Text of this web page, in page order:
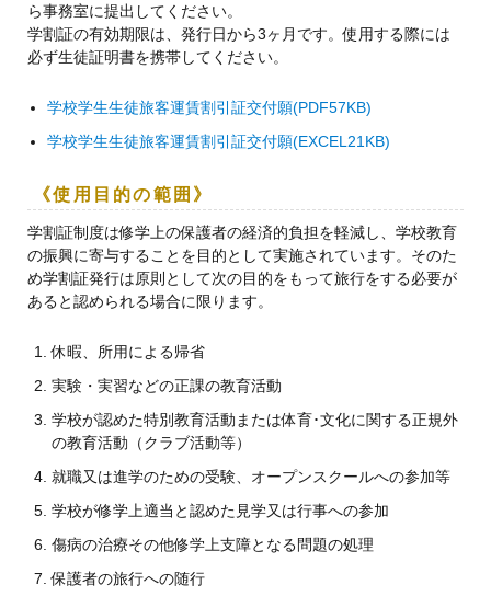
ら事務室に提出してください。
学割証の有効期限は、発行日から3ヶ月です。使用する際には
必ず生徒証明書を携帯してください。
学校学生生徒旅客運賃割引証交付願(PDF57KB)
学校学生生徒旅客運賃割引証交付願(EXCEL21KB)
《使用目的の範囲》
学割証制度は修学上の保護者の経済的負担を軽減し、学校教育
の振興に寄与することを目的として実施されています。そのた
め学割証発行は原則として次の目的をもって旅行をする必要が
あると認められる場合に限ります。
休暇、所用による帰省
実験・実習などの正課の教育活動
学校が認めた特別教育活動または体育･文化に関する正規外
の教育活動（クラブ活動等）
就職又は進学のための受験、オープンスクールへの参加等
学校が修学上適当と認めた見学又は行事への参加
傷病の治療その他修学上支障となる問題の処理
保護者の旅行への随行